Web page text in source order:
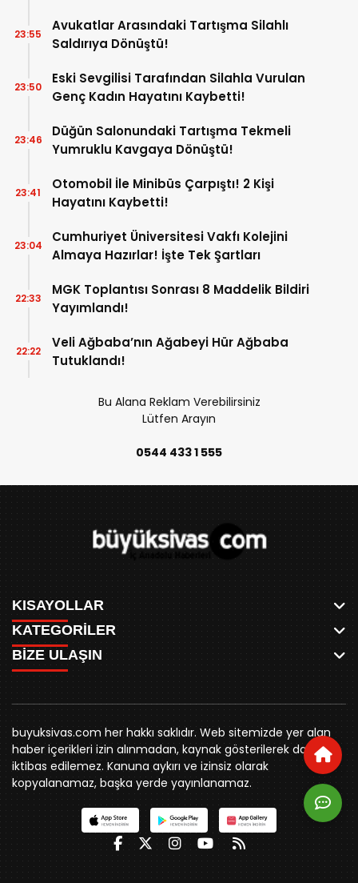
Avukatlar Arasındaki Tartışma Silahlı
Saldırıya Dönüştü!
23:55
Eski Sevgilisi Tarafından Silahla Vurulan
Genç Kadın Hayatını Kaybetti!
23:50
Düğün Salonundaki Tartışma Tekmeli
Yumruklu Kavgaya Dönüştü!
23:46
Otomobil İle Minibüs Çarpıştı! 2 Kişi
Hayatını Kaybetti!
23:41
Cumhuriyet Üniversitesi Vakfı Kolejini
Almaya Hazırlar! İşte Tek Şartları
23:04
MGK Toplantısı Sonrası 8 Maddelik Bildiri
Yayımlandı!
22:33
Veli Ağbaba’nın Ağabeyi Hür Ağbaba
Tutuklandı!
22:22
Bu Alana Reklam Verebilirsiniz
Lütfen Arayın
0544 433 1 555
KISAYOLLAR
ANASAYFA
AKSU CANLI
MEYDAN CANLI
MEDRESELER CANLI
MERAKÜM CANLI
YUKARI TEKKE CANLI
KURUMSAL KİMLİK
REKLAM FİYATLARI
BİZE ULAŞIN
KÜNYE
RESMİ İLANLAR
KATEGORİLER
WHATSAPP
SPOR
SİYASET
BELEDİYE
SİVAS VALİLİĞİ
ÜNİVERSİTE
KURUMLAR
STK
YORUM
İLÇELER
GENEL
İÇ ANADOLU
BİZE ULAŞIN
0346 221 00 60
buyuksivashaber@gmail.com
Örtülüpınar Mah. İnönü Bulvarı Özkahya Apt. Kat:3 D:7
Sivas
buyuksivas.com her hakkı saklıdır. Web sitemizde yer alan
haber içerikleri izin alınmadan, kaynak gösterilerek dahi
iktibas edilemez. Kanuna aykırı ve izinsiz olarak
kopyalanamaz, başka yerde yayınlanamaz.